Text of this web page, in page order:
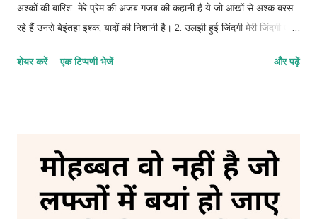
अश्कों की बारिश मेरे प्रेम की अजब गजब की कहानी है ये जो आंखों से अश्क बरस
रहे हैं उनसे बेइंतहा इश्क, यादों की निशानी है। 2. उलझी हुई जिंदगी मेरी जिंदगी एक
और भी उलझता जा रहा हूं। 3. मुस्कुराहट के पीछे गम मेरे खामोशी का शोर कोई सुन
झटके में फलक से जमीन पर गिरा दिया उसकी गजब की बेवफाई है। 5. अधूरी दास्तां
अपने पास वक्त की स्याही थी और लिखने का इरादा भी था मगर अपनी किस्मत ने
ऐसा मोड़ लिया अपनी चाहतों की कहानी मुकम्मल नहीं हुई। 6. दर्द ए जिंदगी अब
जिंदगी का आलम ऐसा हो गया है तन्हाई से अपनी अच्छी जान पहचान हो चुकी है अब
शेयर करें एक टिप्पणी भेजें और पढ़ें